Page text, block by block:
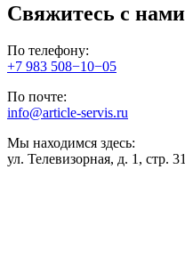
Свяжитесь с нами
По телефону:
+7 983 508−10−05
По почте:
info@article-servis.ru
Мы находимся здесь:
ул. Телевизорная, д. 1, стр.